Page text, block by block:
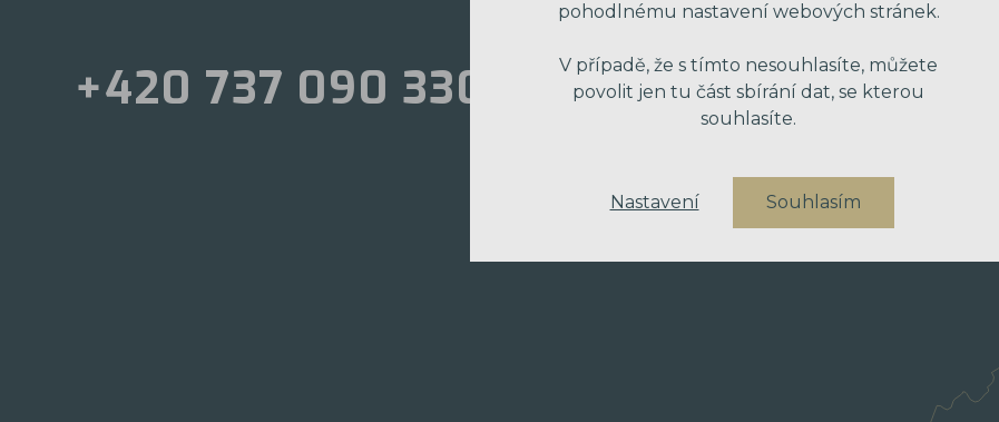
+420 737 090 330
* Odesláním formuláře souhlasím se
obchodní nabídky. Vaše osobní údaje
pohodlnému nastavení webových stránek.
V případě, že s tímto nesouhlasíte, můžete
povolit jen tu část sbírání dat, se kterou
souhlasíte.
Nastavení Souhlasím